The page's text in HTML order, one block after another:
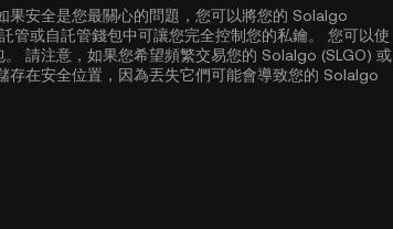
果安全是您最關心的問題，您可以將您的 Solalgo
管或自託管錢包中可讓您完全控制您的私鑰。 您可以使
請注意，如果您希望頻繁交易您的 Solalgo (SLGO) 或
在安全位置，因為丟失它們可能會導致您的 Solalgo